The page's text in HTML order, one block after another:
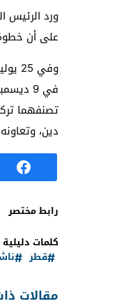
ورد الرئيس
على أن خطوة
تصنفهما
دين،
رابط مختصر
كلمات دليلية
قطر
مقالات